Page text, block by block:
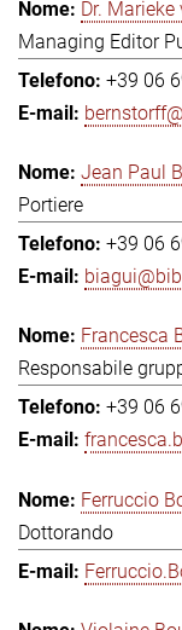
Dr.
Managing Editor
+39 06
Jean Paul
Portiere
+39 06
Francesca
Responsabile
+39 06
Ferruccio
Dottorando